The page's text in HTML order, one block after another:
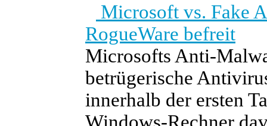
Microsoft vs. Fake
RogueWare befreit
Microsofts Anti-
betrügerische
innerhalb der ersten
Windows-Rechner